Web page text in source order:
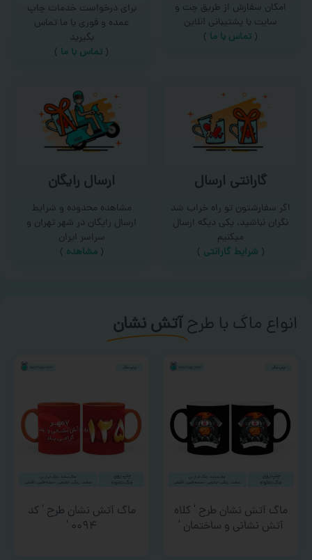
امکان سفارش از طریق چت و
سایت با پشتیبانی آنلاین
( تماس با ما‌ )
برای درخواست خدمات چاپ
عمده و فوری با ما تماس
بگیرید
( تماس با ما )
گارانتی ارسال
اگر سفارشتون تو راه خراب شد
نگران نباشید، یکی دیگه ارسال
میکنیم
( شرایط گارانتی )
ارسال رایگان
مشاهده محدوده و شرایط
ارسال رایگان در شهر تهران و
سراسر ایران
(مشاهده )
انواع ماگ با طرحآتش نشان
ماگ آتش نشان طرح ‘ کلاه
آتش نشانی و ساختمان ‘
ماگ آتش نشان طرح ‘ کد
۰۰۹۴ ‘